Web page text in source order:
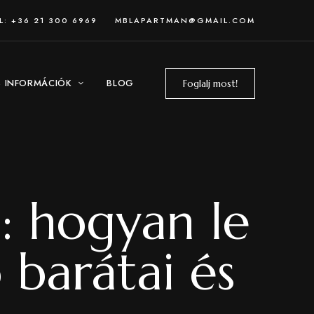
+36 21 300 6969 MBLAPARTMAN@GMAIL.COM
INFORMÁCIÓK BLOG Foglalj most!
hogyan le
és